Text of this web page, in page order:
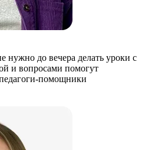
нужно до вечера делать уроки с
и вопросами помогут
помощники